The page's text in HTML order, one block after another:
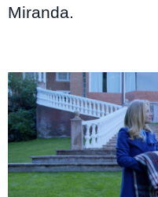
Miranda.